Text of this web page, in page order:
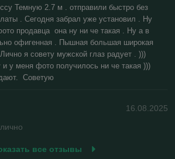
Темную 2.7 м . отправили быстро без
. Сегодня забрал уже установил . Ну
продавца  она ну ни че такая . Ну а в
офигенная . Пышная большая широкая
я совету мужской глаз радует . )))
у меня фото получилось ни че такая )))
Советую
16.08.2025
все отзывы